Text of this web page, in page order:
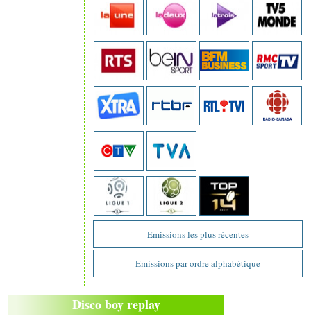
Emissions les plus récentes
Emissions par ordre alphabétique
Disco boy replay